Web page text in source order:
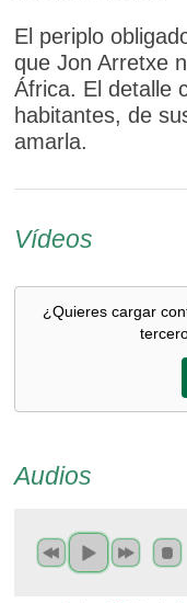
El periplo
que Jon Arretxe
África. El detalle
habitantes, de
amarla.
Vídeos
¿Quieres cargar
Audios